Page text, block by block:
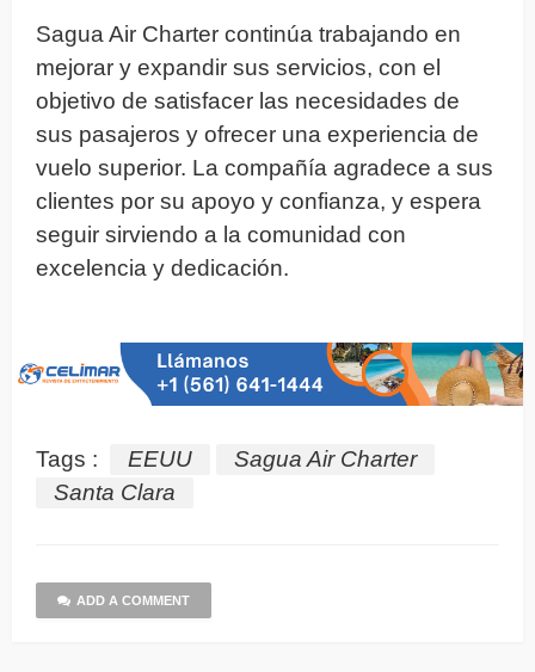
Sagua Air Charter continúa trabajando en
mejorar y expandir sus servicios, con el
objetivo de satisfacer las necesidades de
sus pasajeros y ofrecer una experiencia de
vuelo superior. La compañía agradece a sus
clientes por su apoyo y confianza, y espera
seguir sirviendo a la comunidad con
excelencia y dedicación.
Tags : EEUU
Sagua Air Charter
Santa Clara
ADD A COMMENT